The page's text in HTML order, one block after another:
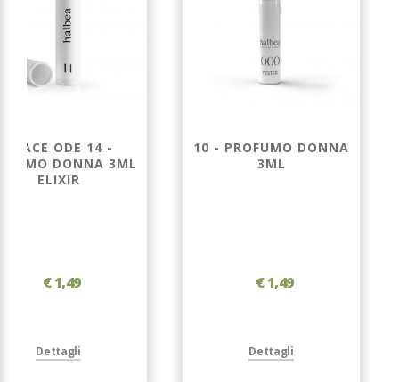
GRACE ODE 14 -
DONNA 3ML
ELIXIR
€ 1,49
Dettagli
10 - PROFUMO DONNA
3ML
€ 1,49
Dettagli